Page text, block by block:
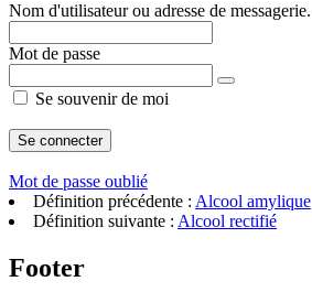
Nom d'utilisateur ou adresse de messagerie.
Mot de passe
Se souvenir de moi
Mot de passe oublié
Définition précédente : Alcool amylique
Définition suivante : Alcool rectifié
Footer